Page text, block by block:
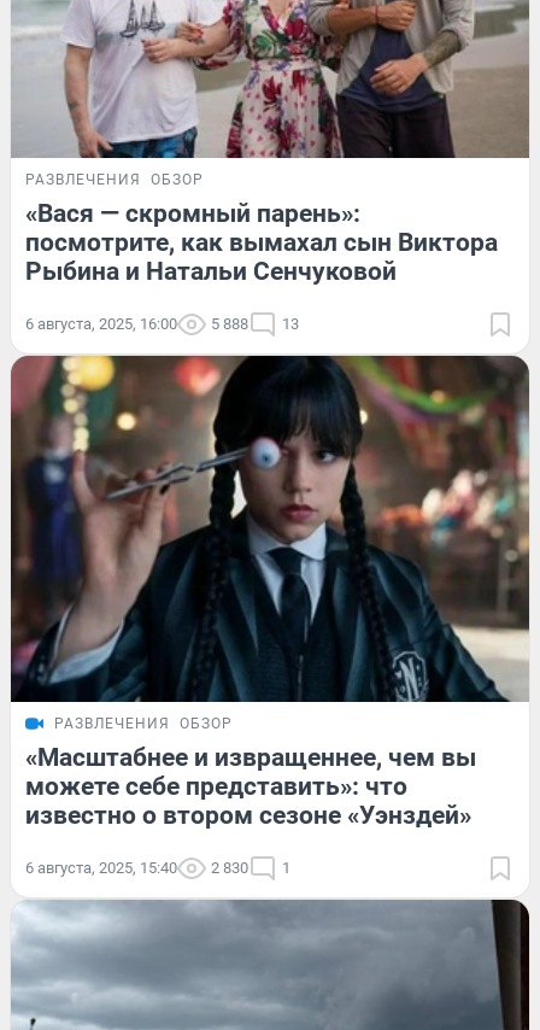
РАЗВЛЕЧЕНИЯ ОБЗОР
«Вася — скромный парень»:
посмотрите, как вымахал сын Виктора
Рыбина и Натальи Сенчуковой
6 августа, 2025, 16:00 5 888 13
РАЗВЛЕЧЕНИЯ ОБЗОР
«Масштабнее и извращеннее, чем вы
можете себе представить»: что
известно о втором сезоне «Уэнздей»
6 августа, 2025, 15:40 2 830 1